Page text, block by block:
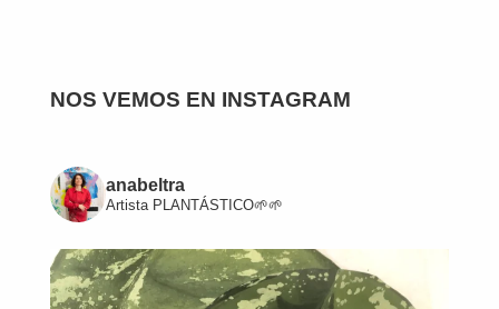
NOS VEMOS EN INSTAGRAM
anabeltra
ArtistaPLANTÁSTICO🌱🌱